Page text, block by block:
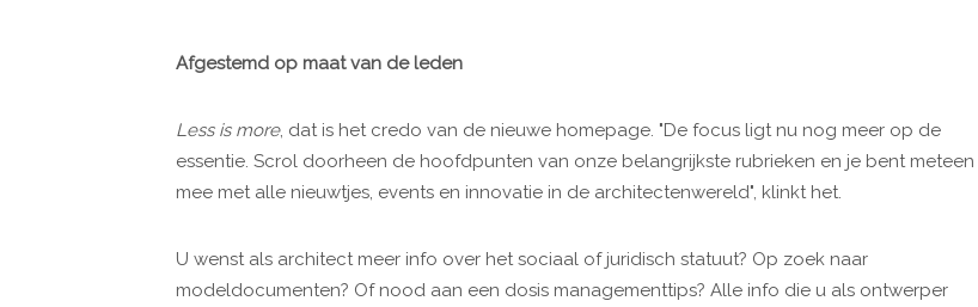
Afgestemd op maat van de leden
Less is more, dat is het credo van de nieuwe homepage. "De focus ligt nu nog meer op de
essentie. Scrol doorheen de hoofdpunten van onze belangrijkste rubrieken en je bent meteen
mee met alle nieuwtjes, events en innovatie in de architectenwereld", klinkt het.
U wenst als architect meer info over het sociaal of juridisch statuut? Op zoek naar
modeldocumenten? Of nood aan een dosis managementtips? Alle info die u als ontwerper